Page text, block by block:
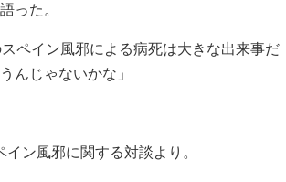
った。
ペイン風邪による病死は大きな出来事だ
んじゃないかな」
ン風邪に関する対談より。